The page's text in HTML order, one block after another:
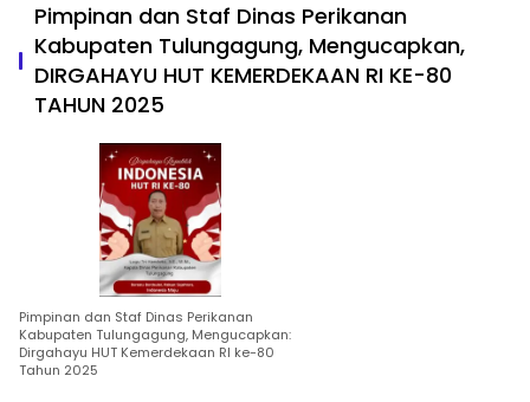
Pimpinan dan Staf Dinas Perikanan
Kabupaten Tulungagung, Mengucapkan,
DIRGAHAYU HUT KEMERDEKAAN RI KE-80
TAHUN 2025
Pimpinan dan Staf Dinas Perikanan
Kabupaten Tulungagung, Mengucapkan:
Dirgahayu HUT Kemerdekaan RI ke-80
Tahun 2025